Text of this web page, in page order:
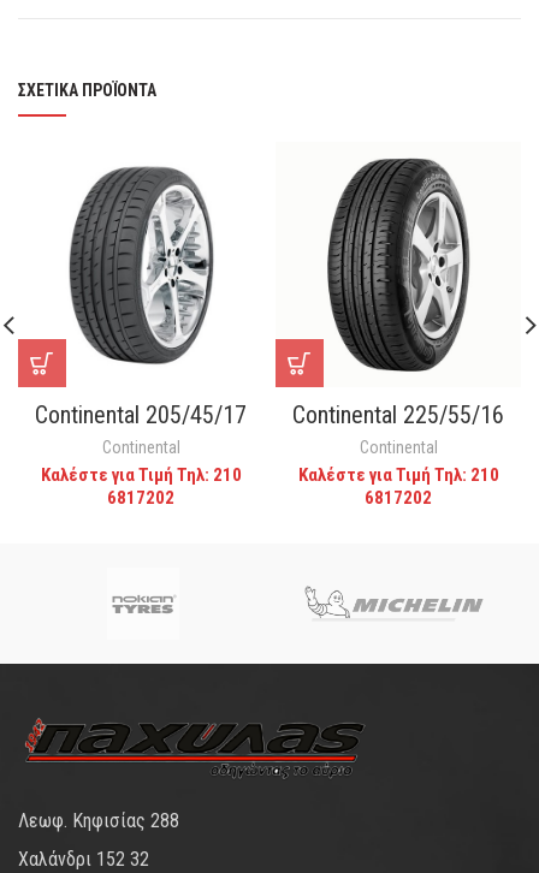
ΣΧΕΤΙΚΆ ΠΡΟΪΌΝΤΑ
Continental 205/45/17
Continental
Καλέστε για Τιμή Τηλ: 210
6817202
Continental 225/55/16
Continental
Καλέστε για Τιμή Τηλ: 210
6817202
Λεωφ. Κηφισίας 288
Χαλάνδρι 152 32